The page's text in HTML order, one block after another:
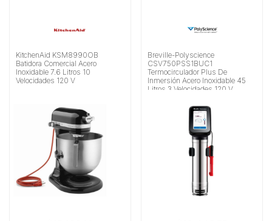
KitchenAid KSM8990OB
Batidora Comercial Acero
Inoxidable 7.6 Litros 10
Velocidades 120 V
Breville-Polyscience
CSV750PSS1BUC1
Termocirculador Plus De
Inmersión Acero Inoxidable 45
Litros 3 Velocidades 120 V